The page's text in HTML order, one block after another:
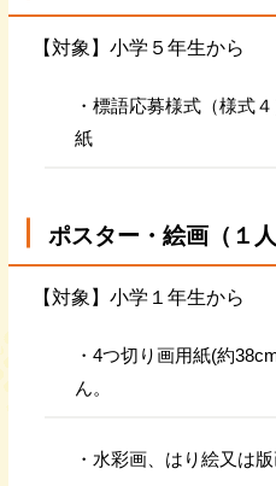
【対象】小学５年生から
・標語応募様式（様式
紙
ポスター・絵画（１人
【対象】小学１年生から
・4つ切り画用紙(約
ん。
・水彩画、はり絵又は